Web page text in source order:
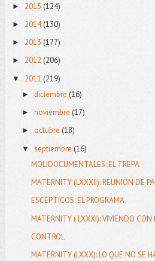
► 2015 (124)
► 2014(130)
► 2013 (177)
► 2012 (206)
▼ 2011 (219)
► diciembre (16)
► noviembre (17)
► octubre (18)
▼ septiembre (16)
MOLIDOCUMENTALES: EL TREPA
MATERNITY (LXXXII): REUNIÓN DE
ESCÉPTICOS: EL PROGRAMA.
MATERNITY ( LXXXI): VIVIENDO CON
CONTROL
MATERNITY (LXXX): LO QUE NO SE